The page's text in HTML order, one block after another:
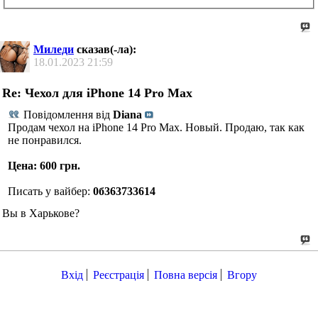
Миледи сказав(-ла):
18.01.2023 21:59
Re: Чехол для iPhone 14 Pro Max
Повідомлення від Diana
Продам чехол на iPhone 14 Pro Max. Новый. Продаю, так как
не понравился.
Цена: 600 грн.
Писать у вайбер: 0б363733614
Вы в Харькове?
Вхід Реєстрація Повна версія Вгору